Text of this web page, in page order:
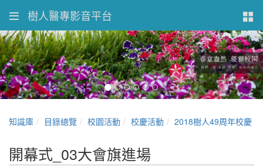
樹人醫專影音平台
知識庫 目錄總覽 校園活動 校慶活動 2018樹人49周年校慶
開幕式_03大會旗進場